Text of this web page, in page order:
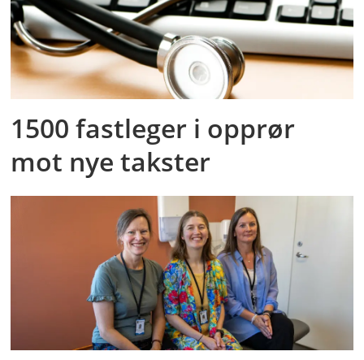
1500 fastleger i opprør
mot nye takster